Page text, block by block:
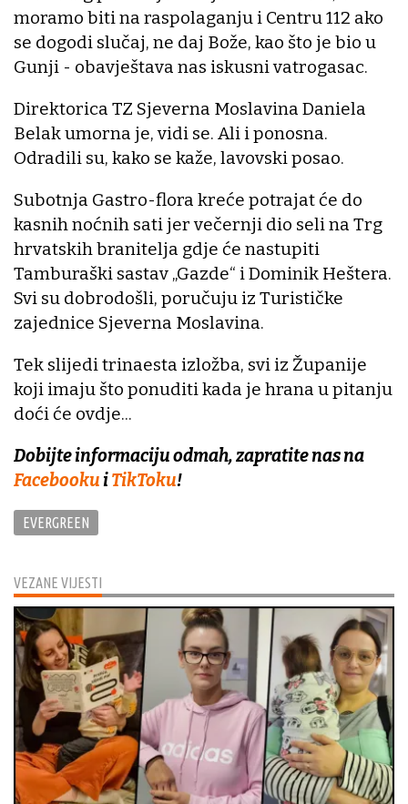
VEZANE VIJESTI
moramo biti na raspolaganju i Centru 112 ako
se dogodi slučaj, ne daj Bože, kao što je bio u
Gunji - obavještava nas iskusni vatrogasac.
Direktorica TZ Sjeverna Moslavina Daniela
Belak umorna je, vidi se. Ali i ponosna.
Odradili su, kako se kaže, lavovski posao.
Subotnja Gastro-flora kreće potrajat će do
kasnih noćnih sati jer večernji dio seli na Trg
hrvatskih branitelja gdje će nastupiti
Tamburaški sastav „Gazde“ i Dominik Heštera.
Svi su dobrodošli, poručuju iz Turističke
zajednice Sjeverna Moslavina.
Tek slijedi trinaesta izložba, svi iz Županije
koji imaju što ponuditi kada je hrana u pitanju
doći će ovdje...
Dobijte informaciju odmah, zapratite nas na
FacebookuiTikToku!
EVERGREEN